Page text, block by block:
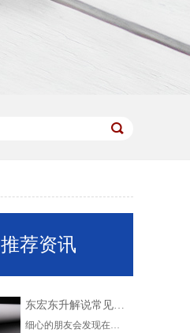
推荐资讯
东宏东升解说常见的五种排水管道知识
细心的朋友会发现在我们的脚底下，安装着各种不同材质的排水管，它们的用途各不相同，不过它们的功能却都是为了排水。安装排水管的意义重大，有了它才不会出现水漫金山的情况。那么排水管道有哪几种呢?